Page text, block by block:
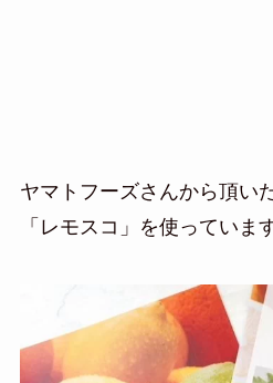
ヤマトフーズさんから頂い
「レモスコ」を使っています